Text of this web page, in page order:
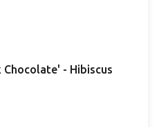
Chocolate' - Hibiscus